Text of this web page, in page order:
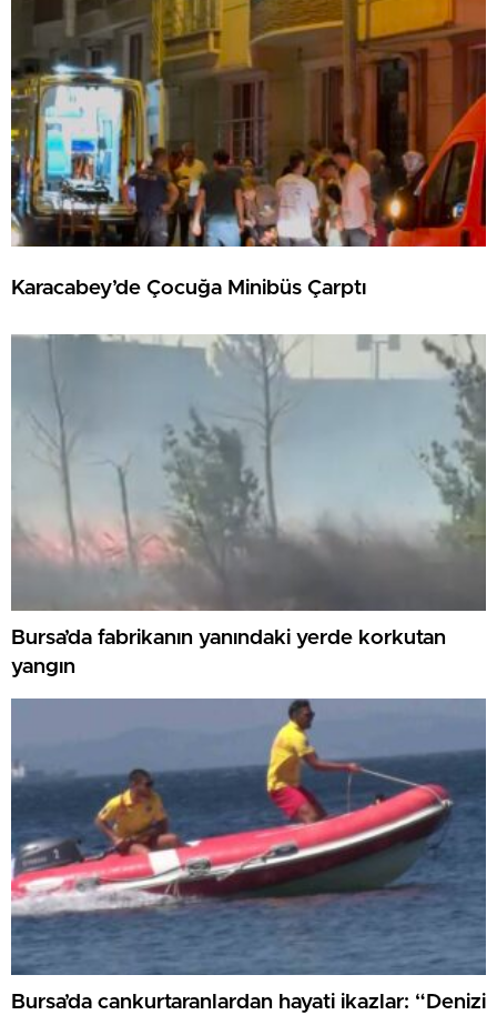
Karacabey’de Çocuğa Minibüs Çarptı
Bursa’da fabrikanın yanındaki yerde korkutan
yangın
Bursa’da cankurtaranlardan hayati ikazlar: “Denizi